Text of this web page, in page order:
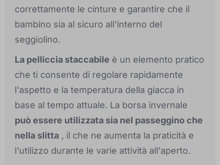
correttamente le cinture e garantire che il
bambino sia al sicuro all'interno del
seggiolino.
La pelliccia staccabile è un elemento pratico
che ti consente di regolare rapidamente
l'aspetto e la temperatura della giacca in
base al tempo attuale. La borsa invernale
può essere utilizzata sia nel passeggino che
nella slitta , il che ne aumenta la praticità e
l'utilizzo durante le varie attività all'aperto.